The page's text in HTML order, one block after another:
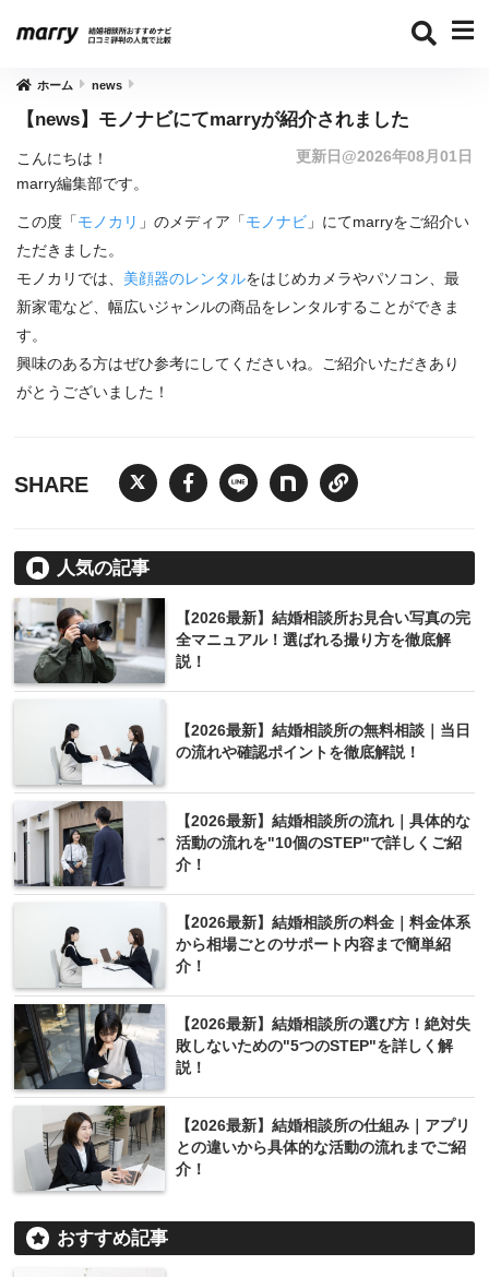
ホーム news
【news】モノナビにてmarryが紹介されました
更新日@2026年08月01日
こんにちは！
marry編集部です。
この度「モノカリ 」のメディア「モノナビ 」 にてmarryをご紹介い
ただきました。
モノカリでは、 美顔器のレンタルをはじめカメラやパソコン、 最
新家電など、 幅広いジャンルの商品をレンタルすることができま
す。
興味のある方はぜひ参考にしてくださいね。
ご紹介いただきあり
がとうございました！
SHARE
人気の記事
【2026最新】結婚相談所お見合い写真の完
全マニュアル！選ばれる撮り方を徹底解
説！
【2026最新】結婚相談所の無料相談｜当日
の流れや確認ポイントを徹底解説！
【2026最新】結婚相談所の流れ｜具体的な
活動の流れを"10個のSTEP"で詳しくご紹
介！
【2026最新】結婚相談所の料金｜料金体系
から相場ごとのサポート内容まで簡単紹
介！
【2026最新】結婚相談所の選び方！絶対失
敗しないための"5つのSTEP"を詳しく解
説！
【2026最新】結婚相談所の仕組み｜アプリ
との違いから具体的な活動の流れまでご紹
介！
おすすめ記事